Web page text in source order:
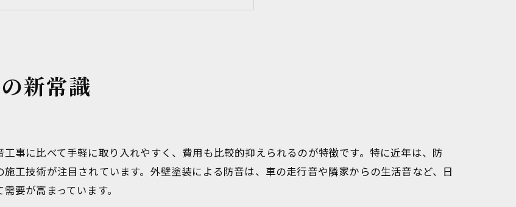
騒音トラブルを解消する外壁防音リフォーム術
ガイナ塗料で遮音・断熱を同時に実現する方法
防音サイディングで外部騒音をシャットアウト
かな暮らしを叶える外壁リフォーム術
外壁塗装の防音効果を最大限に活かす方法
新常識
事に比べて手軽に取り入れやすく、費用も比較的抑えられるのが特徴です。特に近年は、防
工技術が注目されています。外壁塗装による防音は、車の走行音や隣家からの生活音など、日
要が高まっています。